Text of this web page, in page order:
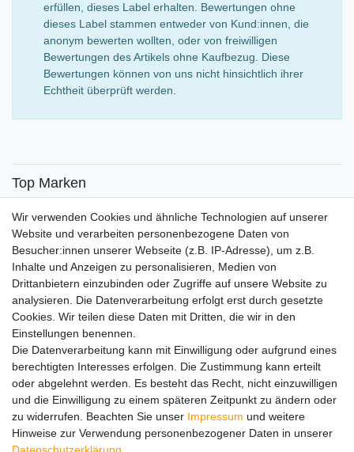
erfüllen, dieses Label erhalten. Bewertungen ohne
dieses Label stammen entweder von Kund:innen, die
anonym bewerten wollten, oder von freiwilligen
Bewertungen des Artikels ohne Kaufbezug. Diese
Bewertungen können von uns nicht hinsichtlich ihrer
Echtheit überprüft werden.
Top Marken
Top Themen
Adventskalender
Service
Versandinfos
FAQ
Ersatzteile
Registrieren
Wir versenden mit
Wir verwenden Cookies und ähnliche Technologien auf unserer
Website und verarbeiten personenbezogene Daten von
Besucher:innen unserer Webseite (z.B. IP-Adresse), um z.B.
Inhalte und Anzeigen zu personalisieren, Medien von
Drittanbietern einzubinden oder Zugriffe auf unsere Website zu
analysieren. Die Datenverarbeitung erfolgt erst durch gesetzte
Cookies. Wir teilen diese Daten mit Dritten, die wir in den
Einstellungen benennen.
Die Datenverarbeitung kann mit Einwilligung oder aufgrund eines
berechtigten Interesses erfolgen. Die Zustimmung kann erteilt
oder abgelehnt werden. Es besteht das Recht, nicht einzuwilligen
und die Einwilligung zu einem späteren Zeitpunkt zu ändern oder
zu widerrufen. Beachten Sie unser Impressum und weitere
Hinweise zur Verwendung personenbezogener Daten in unserer